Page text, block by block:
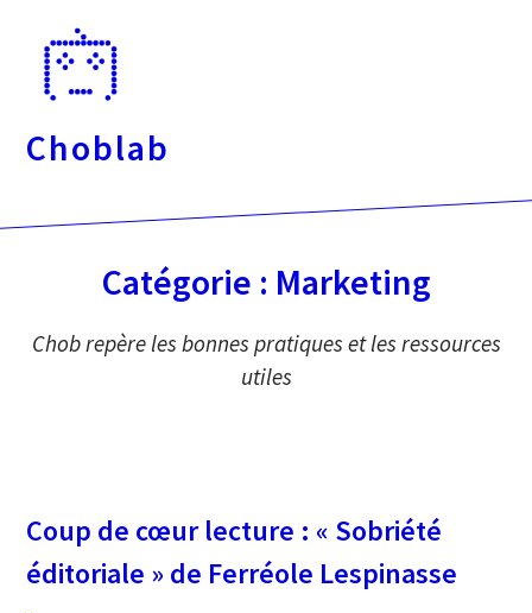
directement
Choblab
Catégorie : Marketing
Chob repère les bonnes pratiques et les ressources
utiles
Coup de cœur lecture : « Sobriété
éditoriale » de Ferréole Lespinasse